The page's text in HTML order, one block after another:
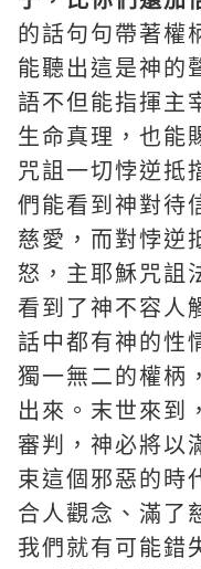
的話句句帶著權
能聽出這是神的
語不但能指揮主
生命真理，也能
咒詛一切悖逆抵
們能看到神對待
慈愛，而對悖逆
怒，主耶穌咒詛
看到了神不容人
話中都有神的性
獨一無二的權柄
出來。末世來到
審判，神必將以
束這個邪惡的時
合人觀念、滿了
我們就有可能錯